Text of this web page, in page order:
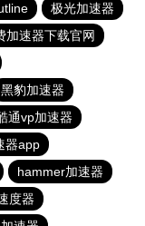
极光加速器
加速器下载官网
黑豹加速器
通vp加速器
器app
hammer加速器
度器